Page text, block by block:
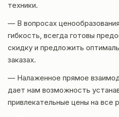
техники.
— В вопросах
гибкость, всегда готовы
скидку и предложить
заказах.
— Налаженное прямое
дает нам возможность
привлекательные цены на все